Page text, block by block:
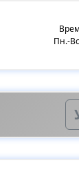
Пн.-